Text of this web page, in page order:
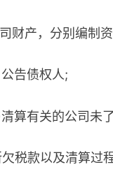
财产，分别编制
告债权人;
算有关的公司未
税款以及清算过